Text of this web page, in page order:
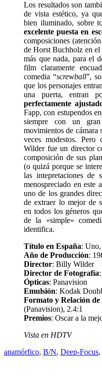
Los resultados son
de vista estético, ya
bien iluminado, sobre
excelente puesta en
composiciones
de Horst Buchholz en
más que nada, para el
film claramente
comedia “screwball”,
que los personajes
una puerta, entran
perfectamente
Fapp, con estupendos
siempre con un
movimientos de cámara
veces modestos.
Wilder fue un director
composición de sus
(o quizá porque se
las intepretaciones de
menospreciado en este
uno de los grandes
de extraer lo mejor de
en todos los géneros
de la «simple»
identifica.
Título en España:
Año de Producción:
Director: Billy Wilder
Director de Fotografía
Ópticas: Panavision
Emulsión: Kodak
Formato y Relación de
(Panavision), 2.4:1
Premios: Oscar a la
Vista en HDTV
anamórfico, B/N, Deep-Focus,